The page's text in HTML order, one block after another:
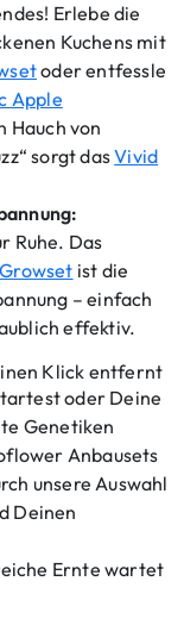
Erlebe die
Kuchens mit
oder entfessle
Apple
Hauch von
sorgt dasVivid
Ruhe. Das
ist die
– einfach
effektiv.
Klick entfernt
oder Deine
Genetiken
Anbausets
unsere Auswahl
Deinen
Ernte wartet